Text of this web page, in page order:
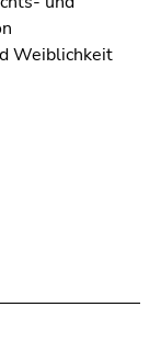
Weiblichkeit